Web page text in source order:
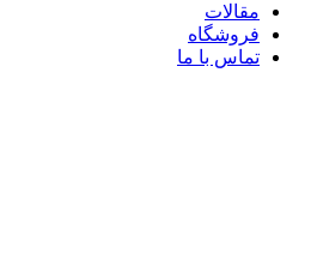
مقالات
فروشگاه
تماس با ما